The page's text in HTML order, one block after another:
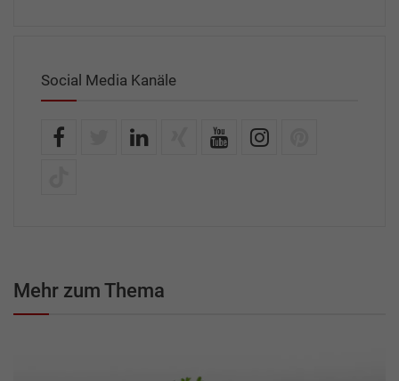
Social Media Kanäle
Mehr zum Thema